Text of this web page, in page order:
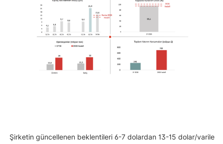
Şirketin güncellenen beklentileri 6-7 dolardan 13-15 dolar/varile